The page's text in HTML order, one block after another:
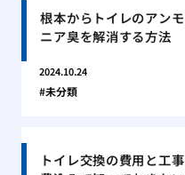
根本からトイレのアンモ
ニア臭を解消する方法
2024.10.24
未分類
トイレ交換の費用と工事